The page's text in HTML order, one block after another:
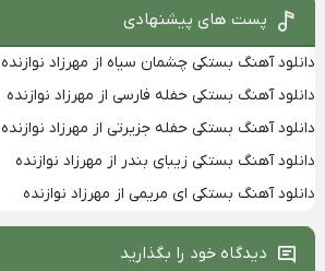
پست های پیشنهادی
دانلود آهنگ بستکی چشمان سیاه از مهرزاد نوازنده
دانلود آهنگ بستکی حفله فارسی از مهرزاد نوازنده
دانلود آهنگ بستکی حفله جزیرتی از مهرزاد نوازنده
دانلود آهنگ بستکی زیبای بندر از مهرزاد نوازنده
دانلود آهنگ بستکی ای مریمی از مهرزاد نوازنده
دیدگاه خود را بگذارید